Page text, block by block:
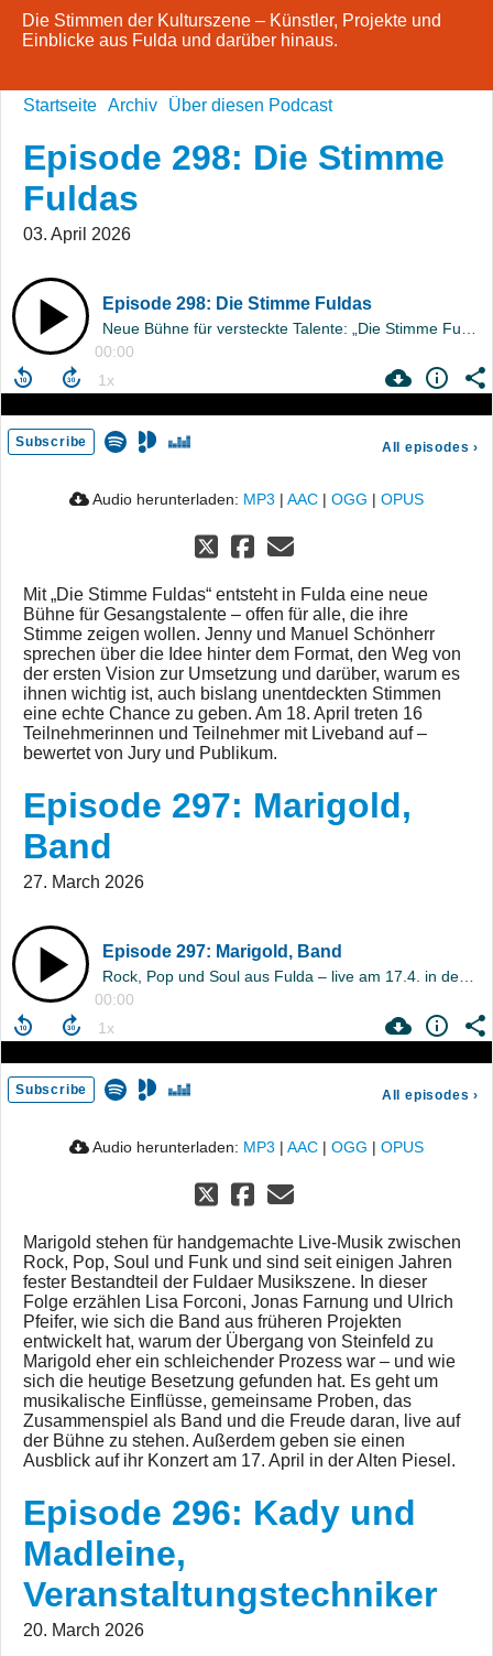
Die Stimmen der Kulturszene – Künstler, Projekte und
Einblicke aus Fulda und darüber hinaus.
Startseite Archiv Über diesen Podcast
Episode 298: Die Stimme
Fuldas
03. April 2026
Episode 298: Die Stimme Fuldas
00:00
Subscribe All episodes ›
Audio herunterladen: MP3 | AAC | OGG | OPUS
Mit „Die Stimme Fuldas“ entsteht in Fulda eine neue
Bühne für Gesangstalente – offen für alle, die ihre
Stimme zeigen wollen. Jenny und Manuel Schönherr
sprechen über die Idee hinter dem Format, den Weg von
der ersten Vision zur Umsetzung und darüber, warum es
ihnen wichtig ist, auch bislang unentdeckten Stimmen
eine echte Chance zu geben. Am 18. April treten 16
Teilnehmerinnen und Teilnehmer mit Liveband auf –
bewertet von Jury und Publikum.
Episode 297: Marigold,
Band
27. March 2026
Episode 297: Marigold, Band
00:00
Subscribe All episodes ›
Audio herunterladen: MP3 | AAC | OGG | OPUS
Marigold stehen für handgemachte Live-Musik zwischen
Rock, Pop, Soul und Funk und sind seit einigen Jahren
fester Bestandteil der Fuldaer Musikszene. In dieser
Folge erzählen Lisa Forconi, Jonas Farnung und Ulrich
Pfeifer, wie sich die Band aus früheren Projekten
entwickelt hat, warum der Übergang von Steinfeld zu
Marigold eher ein schleichender Prozess war – und wie
sich die heutige Besetzung gefunden hat. Es geht um
musikalische Einflüsse, gemeinsame Proben, das
Zusammenspiel als Band und die Freude daran, live auf
der Bühne zu stehen. Außerdem geben sie einen
Ausblick auf ihr Konzert am 17. April in der Alten Piesel.
Episode 296: Kady und
Madleine,
Veranstaltungstechniker
20. March 2026